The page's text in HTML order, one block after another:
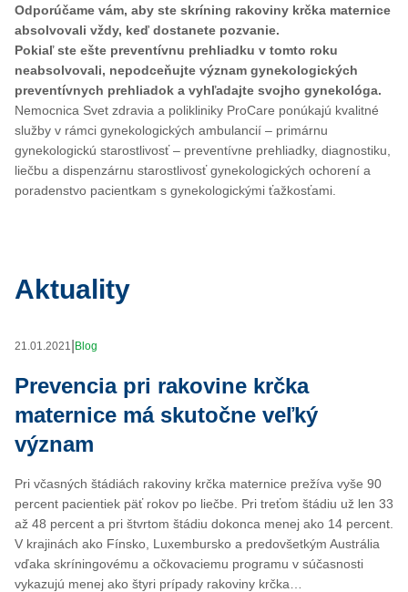
Odporúčame vám, aby ste skríning rakoviny krčka maternice
absolvovali vždy, keď dostanete pozvanie.
Pokiaľ ste ešte preventívnu prehliadku v tomto roku
neabsolvovali, nepodceňujte význam gynekologických
preventívnych prehliadok a vyhľadajte svojho gynekológa.
Nemocnica Svet zdravia a polikliniky ProCare ponúkajú kvalitné
služby v rámci gynekologických ambulancií – primárnu
gynekologickú starostlivosť – preventívne prehliadky, diagnostiku,
liečbu a dispenzárnu starostlivosť gynekologických ochorení a
poradenstvo pacientkam s gynekologickými ťažkosťami.
Aktuality
21.01.2021 Blog
Prevencia pri rakovine krčka
maternice má skutočne veľký
význam
Pri včasných štádiách rakoviny krčka maternice prežíva vyše 90
percent pacientiek päť rokov po liečbe. Pri treťom štádiu už len 33
až 48 percent a pri štvrtom štádiu dokonca menej ako 14 percent.
V krajinách ako Fínsko, Luxembursko a predovšetkým Austrália
vďaka skríningovému a očkovaciemu programu v súčasnosti
vykazujú menej ako štyri prípady rakoviny krčka…